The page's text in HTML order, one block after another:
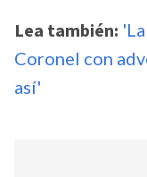
Lea también:
Coronel con
así'